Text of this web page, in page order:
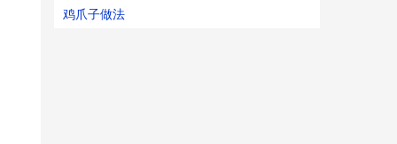
鸡爪子做法